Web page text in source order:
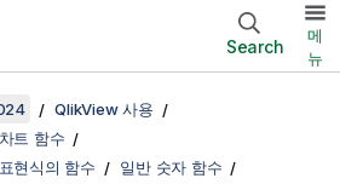
Search
메
뉴
QlikView 사용
트 함수
현식의 함수
일반 숫자 함수